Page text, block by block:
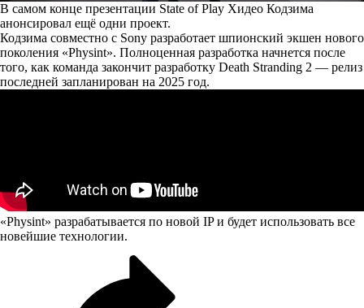
В самом конце презентации State of Play Хидео Кодзима
анонсировал ещё одни проект.
Кодзима совместно с Sony разработает шпионский экшен нового
поколения «Physint». Полноценная разработка начнется после
того, как команда закончит разработку Death Stranding 2 — релиз
последней запланирован на 2025 год.
«Physint» разрабатывается по новой IP и будет использовать все
новейшие технологии.